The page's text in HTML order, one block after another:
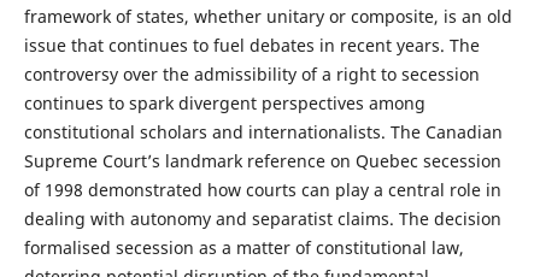
framework of states, whether unitary or composite, is an old
issue that continues to fuel debates in recent years. The
controversy over the admissibility of a right to secession
continues to spark divergent perspectives among
constitutional scholars and internationalists. The Canadian
Supreme Court’s landmark reference on Quebec secession
of 1998 demonstrated how courts can play a central role in
dealing with autonomy and separatist claims. The decision
formalised secession as a matter of constitutional law,